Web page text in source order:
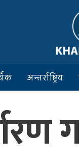
अन्तर्राष्ट्रिय